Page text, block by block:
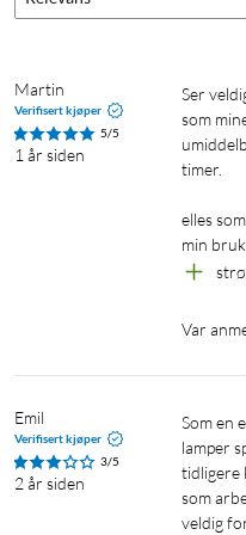
Antall tennesykluser: 50
Martin
Verifisert kjøper
5/5
1 år siden
ser veldig effektiv ut og blir ikke like varm
som
timer.
elles
min
Var
Emil
Verifisert kjøper
3/5
2 år siden
Som en energinerd fant jeg A-klassifiserte
lamper
tidligere
som
veldig